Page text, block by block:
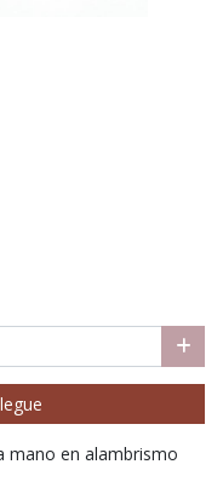
mano en alambrismo